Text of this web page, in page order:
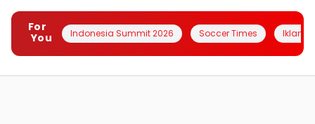
For
You
Indonesia Summit 2026 Soccer Times Iklanin